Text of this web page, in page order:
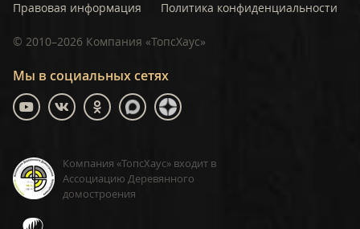
Мы в социальных сетях
Компания «ТопсХаус» входит в
Ассоциацию Деревянного
домостроения
Правовая информация Политика конфиденциальности
© 2010–2026 Компания «ТопсХаус»